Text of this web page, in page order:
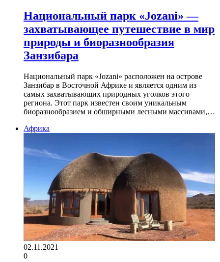
Национальный парк «Jozani» —
захватывающее путешествие в мир
природы и биоразнообразия
Занзибара
Национальный парк «Jozani» расположен на острове
Занзибар в Восточной Африке и является одним из
самых захватывающих природных уголков этого
региона. Этот парк известен своим уникальным
биоразнообразием и обширными лесными массивами,…
Африка
02.11.2021
0